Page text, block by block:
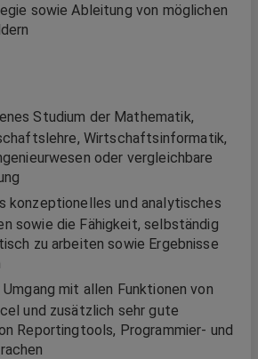
sowie Ableitung von möglichen
Studium der Mathematik,
Wirtschaftsinformatik,
oder vergleichbare
konzeptionelles und analytisches
sowie die Fähigkeit, selbständig
zu arbeiten sowie Ergebnisse
mit allen Funktionen von
und zusätzlich sehr gute
Reportingtools, Programmier- und